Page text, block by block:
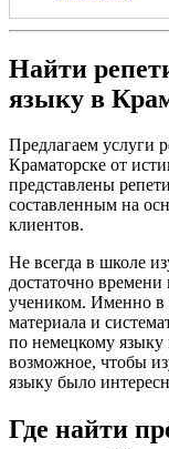
Найти
языку в
Предлагаем услуги
Краматорске от
представлены
составленным на
клиентов.
Не всегда в школе
достаточно времени
учеником. Именно в
материала и
по немецкому языку
возможное, чтобы
языку было
Где найти